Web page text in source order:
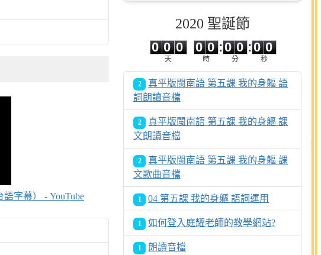
字幕） - YouTube
2020 聖誕節
0 0 0
天
0
0
0
時
:
0
0
0
0
分
:0 0
秒
2
真平版閩南語 第五課 我的身軀 語
詞朗讀音檔
2
真平版閩南語 第五課 我的身軀 課
文朗讀音檔
2
真平版閩南語 第五課 我的身軀 課
文歌曲音檔
1 04 第五課 我的身軀 語詞運用
1 如何登入庭耀老師的教學網站?
1 朗讀音檔